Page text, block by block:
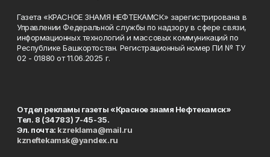
Газета «КРАСНОЕ ЗНАМЯ НЕФТЕКАМСК» зарегистрирована в
Управлении Федеральной службы по надзору в сфере связи,
информационных технологий и массовых коммуникаций по
Республике Башкортостан. Регистрационный номер ПИ № ТУ
02 - 01880 от 11.06.2025 г.
Отдел рекламы газеты «Красное знамя Нефтекамск»
Тел. 8 (34783) 7-45-35.
Эл. почта: kzreklama@mail.ru
kzneftekamsk@yandex.ru